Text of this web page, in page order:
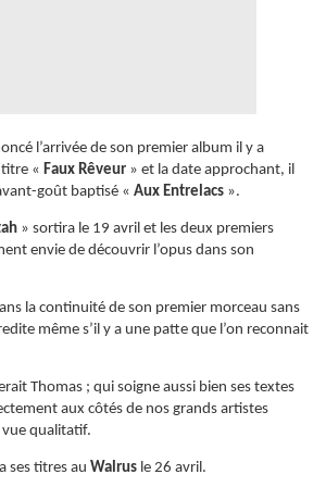
l’arrivée de son premier album il y a
titre « Faux Rêveur » et la date approchant, il
goût baptisé « Aux Entrelacs ».
» sortira le 19 avril et les deux premiers
envie de découvrir l’opus dans son
la continuité de son premier morceau sans
même s’il y a une patte que l’on reconnait
Thomas ; qui soigne aussi bien ses textes
aux côtés de nos grands artistes
qualitatif.
ses titres au Walrus le 26 avril.